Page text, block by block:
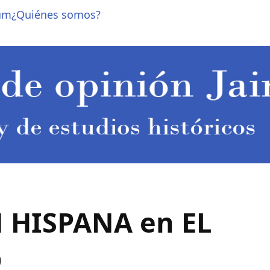
¿Quiénes somos?
HISPANA en EL